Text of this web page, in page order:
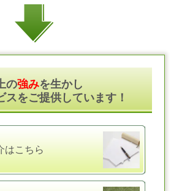
の強みを生かし
スをご提供しています！
はこちら